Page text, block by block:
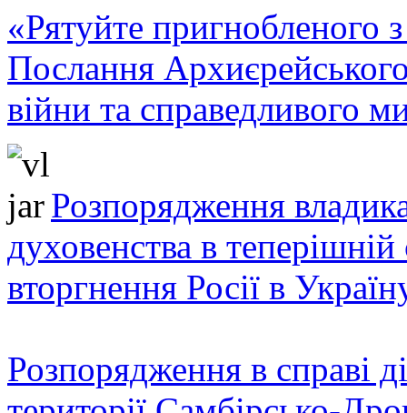
«Рятуйте пригнобленого
Послання
війни та справедливого
Розпорядження
духовенства в теперішній
вторгнення Росії в
Розпорядження в справі